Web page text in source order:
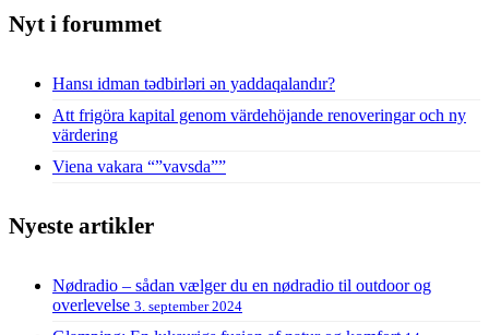
Nyt i forummet
Hansı idman tədbirləri ən yaddaqalandır?
Att frigöra kapital genom värdehöjande renoveringar och ny
värdering
Viena vakara “”vavsda””
Nyeste artikler
Nødradio – sådan vælger du en nødradio til outdoor og
overlevelse 3. september 2024